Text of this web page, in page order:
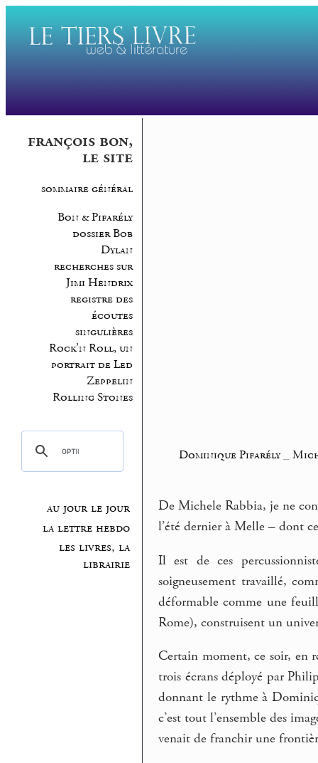
françois bon,
le site
sommaire général
Bon & Pifarély
dossier Bob
Dylan
recherches sur
Jimi Hendrix
registre des
écoutes
singulières
Rock’n Roll, un
portrait de Led
Zeppelin
Rolling Stones
au jour le jour
la lettre hebdo
les livres, la
librairie
Dominique Pifarély_
De Michele Rabbia, je ne
l’été dernier à Melle – dont
Il est de ces
soigneusement travaillé,
déformable comme une
Rome), construisent un
Certain moment, ce soir, en
trois écrans déployé par
donnant le rythme à
c’est tout l’ensemble des
venait de franchir une